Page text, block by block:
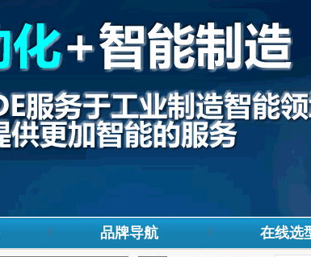
品牌导航 在线选